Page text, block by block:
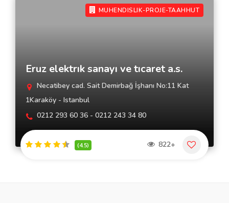
MUHENDISLIK-PROJE-TAAHHUT
Eruz elektrık sanayı ve tıcaret a.s.
Necatibey cad. Sait Demirbağ İşhanı No:11 Kat
1Karaköy - Istanbul
0212 293 60 36 - 0212 243 34 80
(4.5) 822+